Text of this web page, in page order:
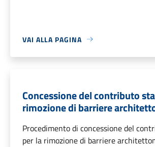
VAI ALLA PAGINA
Concessione del contributo
rimozione di barriere
Procedimento di concessione del
per la rimozione di barriere